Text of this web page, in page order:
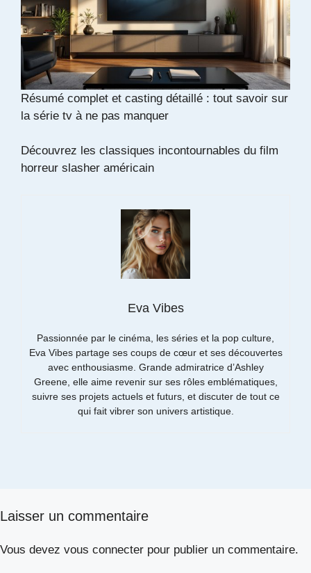
Résumé complet et casting détaillé : tout savoir sur
la série tv à ne pas manquer
Découvrez les classiques incontournables du film
horreur slasher américain
Eva Vibes
Passionnée par le cinéma, les séries et la pop culture,
Eva Vibes partage ses coups de cœur et ses découvertes
avec enthousiasme. Grande admiratrice d’Ashley
Greene, elle aime revenir sur ses rôles emblématiques,
suivre ses projets actuels et futurs, et discuter de tout ce
qui fait vibrer son univers artistique.
Laisser un commentaire
Vous devez vous connecter pour publier un commentaire.